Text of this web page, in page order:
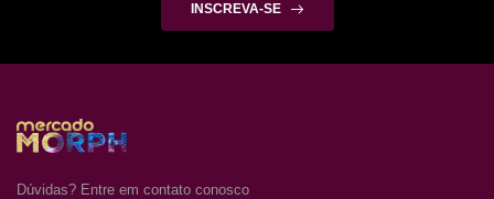
INSCREVA-SE
Dúvidas? Entre em contato conosco